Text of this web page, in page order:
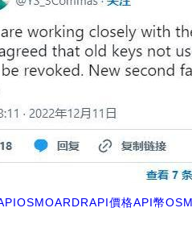
OSMOARDRAPI價格API幣